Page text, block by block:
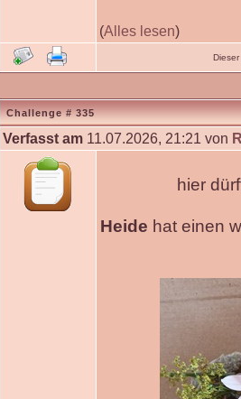
(Alles lesen)
Challenge # 335
Verfasst am 11.07.2026, 21:21 von
hier
Heide hat einen